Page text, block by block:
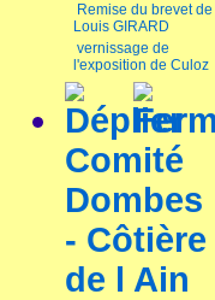
Remise du brevet de
Louis GIRARD
vernissage de
l'exposition de Culoz
Comité
Dombes
- Côtière
de l Ain